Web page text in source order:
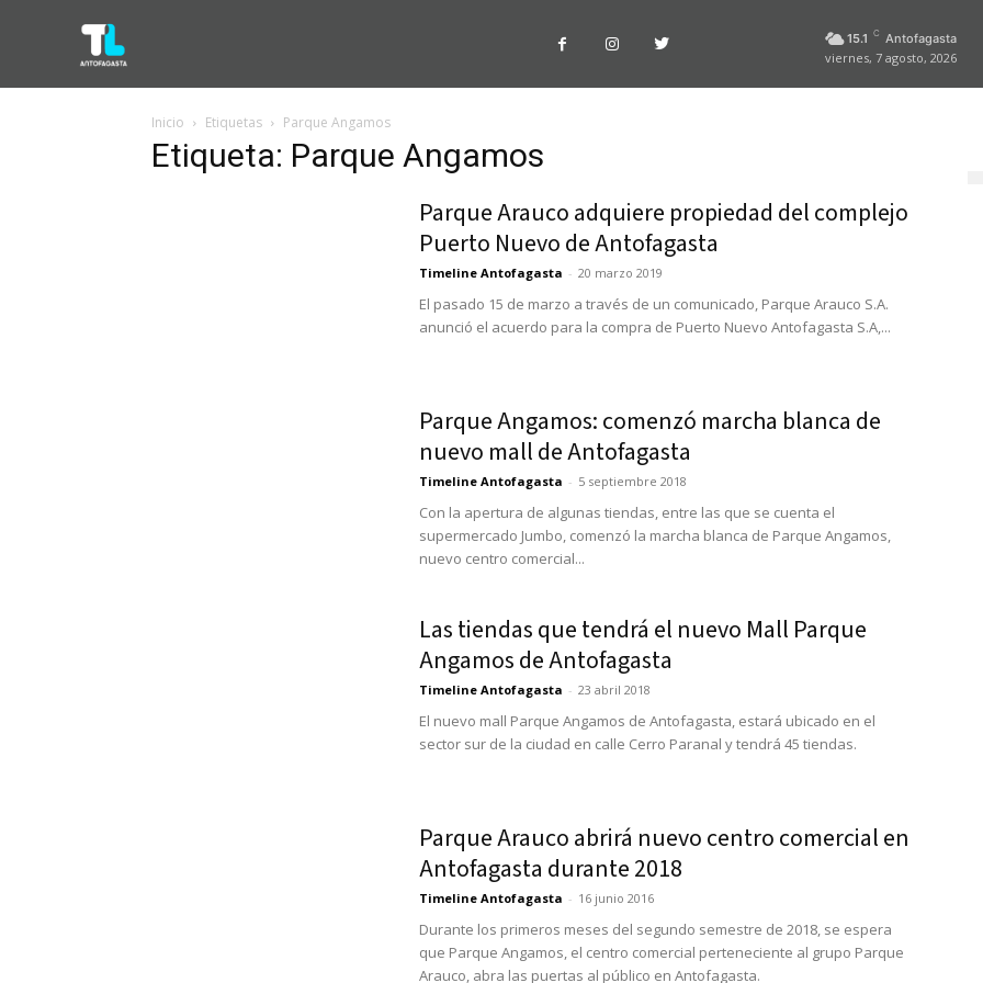
15.1 C Antofagasta
viernes, 7 agosto, 2026
Inicio Etiquetas Parque Angamos
Etiqueta: Parque Angamos
Parque Arauco adquiere propiedad del complejo
Puerto Nuevo de Antofagasta
Timeline Antofagasta - 20 marzo 2019
El pasado 15 de marzo a través de un comunicado, Parque Arauco S.A.
anunció el acuerdo para la compra de Puerto Nuevo Antofagasta S.A,...
Parque Angamos: comenzó marcha blanca de
nuevo mall de Antofagasta
Timeline Antofagasta - 5 septiembre 2018
Con la apertura de algunas tiendas, entre las que se cuenta el
supermercado Jumbo, comenzó la marcha blanca de Parque Angamos,
nuevo centro comercial...
Las tiendas que tendrá el nuevo Mall Parque
Angamos de Antofagasta
Timeline Antofagasta - 23 abril 2018
El nuevo mall Parque Angamos de Antofagasta, estará ubicado en el
sector sur de la ciudad en calle Cerro Paranal y tendrá 45 tiendas.
Parque Arauco abrirá nuevo centro comercial en
Antofagasta durante 2018
Timeline Antofagasta - 16 junio 2016
Durante los primeros meses del segundo semestre de 2018, se espera
que Parque Angamos, el centro comercial perteneciente al grupo Parque
Arauco, abra las puertas al público en Antofagasta.